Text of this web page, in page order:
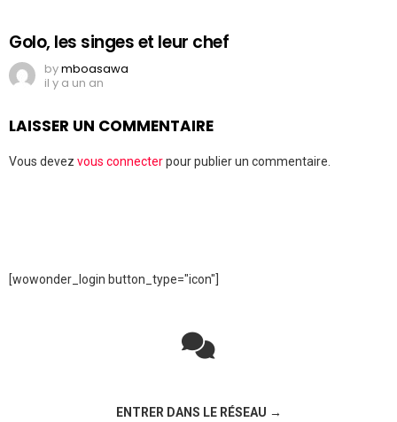
Golo, les singes et leur chef
bymboasawa
il y a un an
LAISSER UN COMMENTAIRE
Vous devez vous connecterpour publier un commentaire.
[wowonder_login button_type="icon"]
ENTRER DANS LE RÉSEAU →